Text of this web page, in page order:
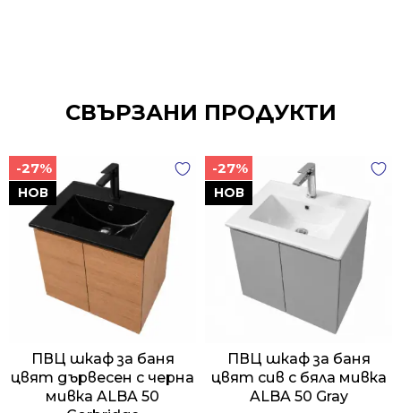
СВЪРЗАНИ ПРОДУКТИ
НОВ
-27%
ПВЦ шкаф за баня
цвят дървесен с черна
мивка ALBA 50
НОВ
-27%
ПВЦ шкаф за баня
цвят сив с бяла мивка
ALBA 50 Gray